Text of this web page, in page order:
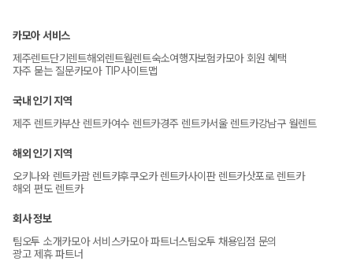
카모아 서비스
제주렌트단기렌트해외렌트월렌트숙소여행자보험카모아 회원 혜택
자주 묻는 질문카모아 TIP사이트맵
국내 인기 지역
제주 렌트카부산 렌트카여수 렌트카경주 렌트카서울 렌트카강남구 월렌트
해외 인기 지역
오키나와 렌트카괌 렌트카후쿠오카 렌트카사이판 렌트카삿포로 렌트카
해외 편도 렌트카
회사 정보
팀오투 소개카모아 서비스카모아 파트너스팀오투 채용입점 문의
광고 제휴 파트너